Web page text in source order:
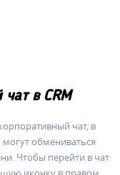
в CRM
чат, в
обмениваться
Чтобы перейти в чат